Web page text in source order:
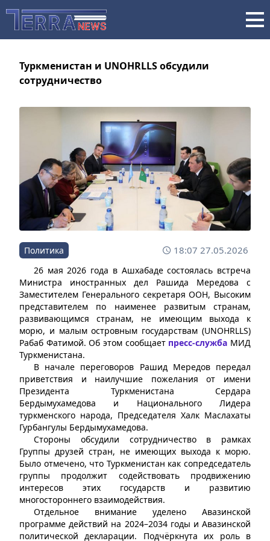
Туркменистан и UNOHRLLS обсудили
сотрудничество
Политика 18:07 27.05.2026
26 мая 2026 года в Ашхабаде состоялась встреча
Министра иностранных дел Рашида Мередова с
Заместителем Генерального секретаря ООН, Высоким
представителем по наименее развитым странам,
развивающимся странам, не имеющим выхода к
морю, и малым островным государствам (UNOHRLLS)
Рабаб Фатимой. Об этом сообщает пресс-служба МИД
Туркменистана.
В начале переговоров Рашид Мередов передал
приветствия и наилучшие пожелания от имени
Президента Туркменистана Сердара
Бердымухамедова и Национального Лидера
туркменского народа, Председателя Халк Маслахаты
Гурбангулы Бердымухамедова.
Стороны обсудили сотрудничество в рамках
Группы друзей стран, не имеющих выхода к морю.
Было отмечено, что Туркменистан как сопредседатель
группы продолжит содействовать продвижению
интересов этих государств и развитию
многостороннего взаимодействия.
Отдельное внимание уделено Авазинской
программе действий на 2024–2034 годы и Авазинской
политической декларации. Подчёркнута их роль в